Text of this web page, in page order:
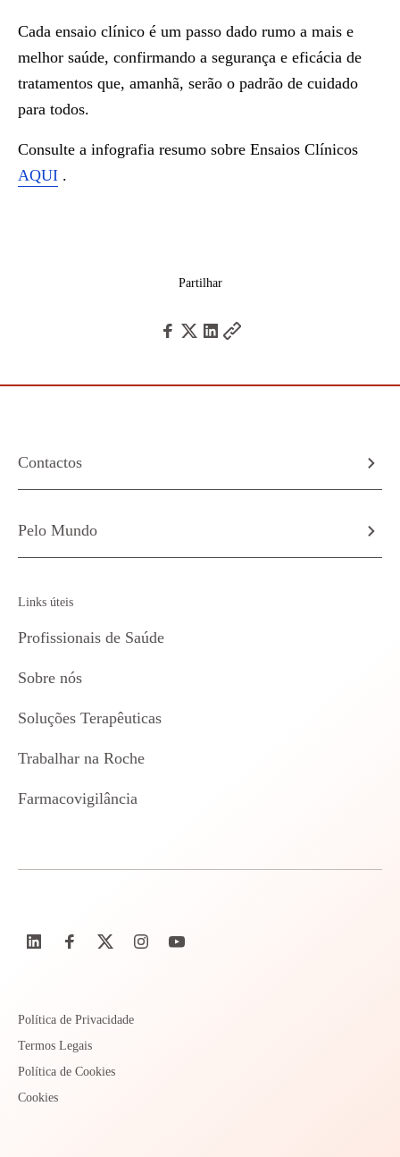
Cada ensaio clínico é um passo dado rumo a mais e
melhor saúde, confirmando a segurança e eficácia de
tratamentos que, amanhã, serão o padrão de cuidado
para todos.
Consulte a infografia resumo sobre Ensaios Clínicos
AQUI .
Partilhar
Contactos
Pelo Mundo
Links úteis
Profissionais de Saúde
Sobre nós
Soluções Terapêuticas
Trabalhar na Roche
Farmacovigilância
Política de Privacidade
Termos Legais
Política de Cookies
Cookies